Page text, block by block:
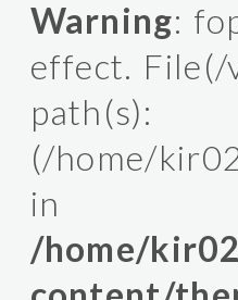
Warning:
effect. File(/
path(s):
(/home/
in
/home/